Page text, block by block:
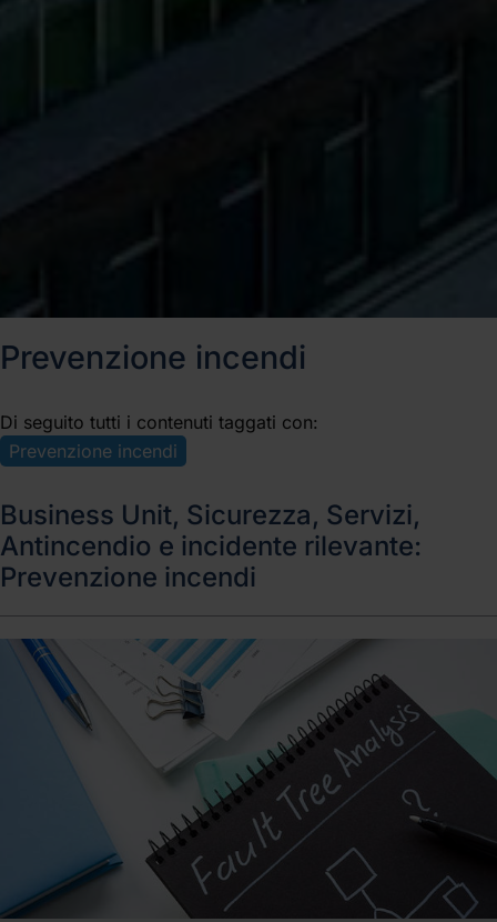
Prevenzione incendi
Di seguito tutti i contenuti taggati con:
Prevenzione incendi
Business Unit, Sicurezza, Servizi,
Antincendio e incidente rilevante:
Prevenzione incendi